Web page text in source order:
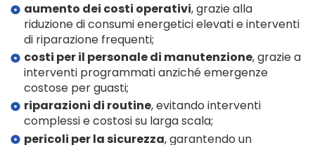
aumento dei costi operativi, grazie alla
riduzione di consumi energetici elevati e interventi
di riparazione frequenti;
costi per il personale di manutenzione, grazie a
interventi programmati anziché emergenze
costose per guasti;
riparazioni di routine, evitando interventi
complessi e costosi su larga scala;
pericoli per la sicurezza, garantendo un